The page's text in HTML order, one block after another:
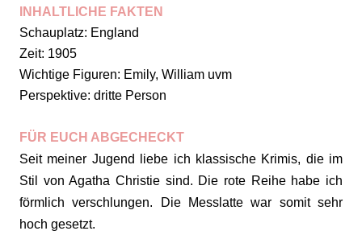
INHALTLICHE FAKTEN
Schauplatz: England
Zeit: 1905
Wichtige Figuren: Emily, William uvm
Perspektive: dritte Person
FÜR EUCH ABGECHECKT
Seit meiner Jugend liebe ich klassische Krimis, die im
Stil von Agatha Christie sind. Die rote Reihe habe ich
förmlich verschlungen. Die Messlatte war somit sehr
hoch gesetzt.